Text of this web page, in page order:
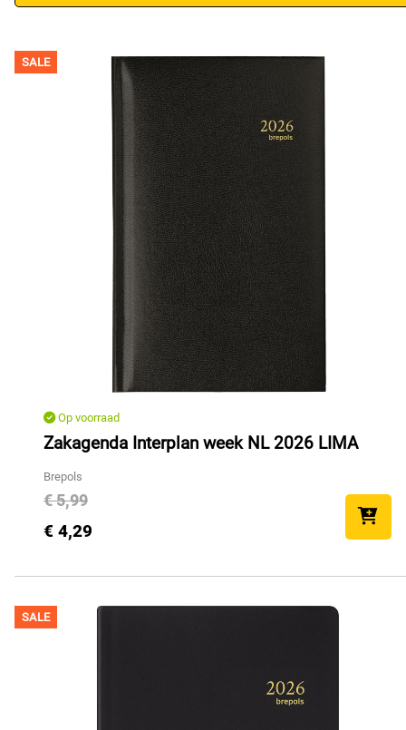
SALE
Op voorraad
Zakagenda Interplan week NL 2026 LIMA
Brepols
€ 5,99
€ 4,29
SALE